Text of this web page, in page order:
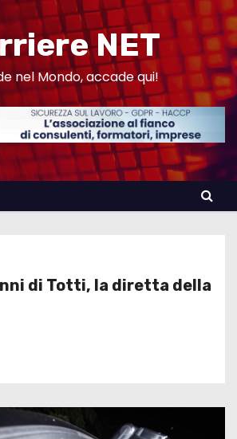
NET
nel Mondo, accade qui!
di Totti, la diretta della